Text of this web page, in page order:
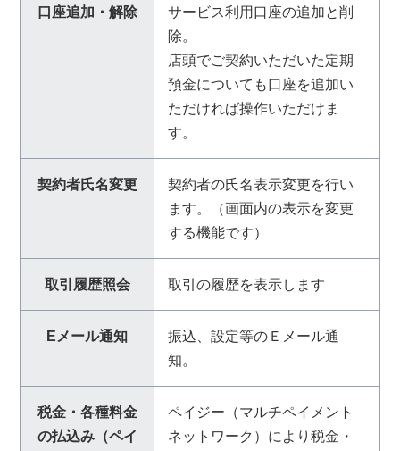
口座追加・解除
サービス利用口座の追加と削
除。
店頭でご契約いただいた定期
預金についても口座を追加い
ただければ操作いただけま
す。
契約者氏名変更
契約者の氏名表示変更を行い
ます。（画面内の表示を変更
する機能です）
取引履歴照会 取引の履歴を表示します
Eメール通知
振込、設定等のＥメール通
知。
税金・各種料金
の払込み（ペイ
ペイジー（マルチペイメント
ネットワーク）により税金・